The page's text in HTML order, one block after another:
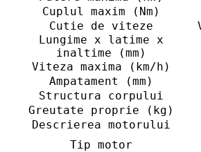
Cuplul maxim (Nm)
Cutie de viteze
Lungime x latime x
inaltime (mm)
Viteza maxima (km/h)
Ampatament (mm)
Structura corpului
Greutate proprie (kg)
Descrierea motorului
Tip motor